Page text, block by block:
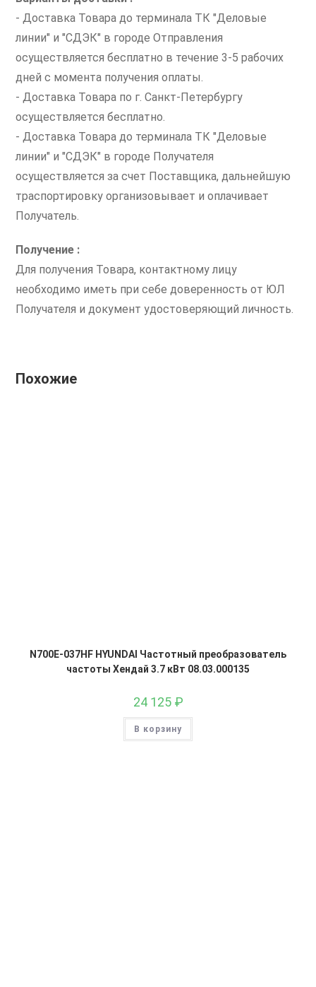
- Доставка Товара до терминала ТК "Деловые
линии" и "СДЭК" в городе Отправления
осуществляется бесплатно в течение 3-5 рабочих
дней с момента получения оплаты.
- Доставка Товара по г. Санкт-Петербургу
осуществляется бесплатно.
- Доставка Товара до терминала ТК "Деловые
линии" и "СДЭК" в городе Получателя
осуществляется за счет Поставщика, дальнейшую
траспортировку организовывает и оплачивает
Получатель.
Получение :
Для получения Товара, контактному лицу
необходимо иметь при себе доверенность от ЮЛ
Получателя и документ удостоверяющий личность.
Похожие
N700E-037HF HYUNDAI Частотный преобразователь
частоты Хендай 3.7 кВт 08.03.000135
24 125 ₽
В корзину